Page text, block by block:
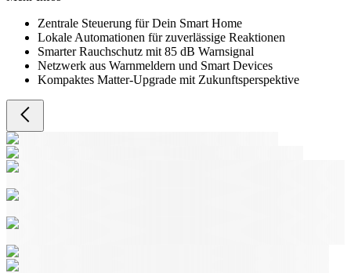
Zentrale Steuerung für Dein Smart Home
Lokale Automationen für zuverlässige Reaktionen
Smarter Rauchschutz mit 85 dB Warnsignal
Netzwerk aus Warnmeldern und Smart Devices
Kompaktes Matter-Upgrade mit Zukunftsperspektive